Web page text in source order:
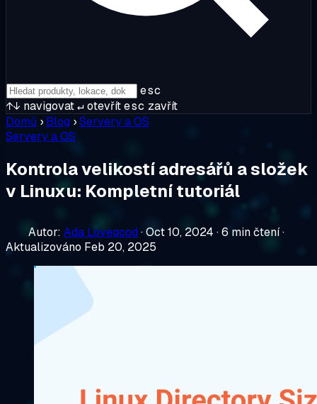
esc
↑↓ navigovat↵otevřítesc zavřít
Domů › Blog ›Servery a OS
Servery a OS
Kontrola velikostí adresářů a složek
v Linuxu: Kompletní tutoriál
Autor: Ada Lovegood ·Oct 10, 2024 ·6 min čtení·
Aktualizováno Feb 20, 2025